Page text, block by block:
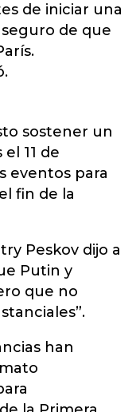
de iniciar una
de que
sostener un
11 de
eventos para
fin de la
Peskov dijo a
Putin y
que no
han